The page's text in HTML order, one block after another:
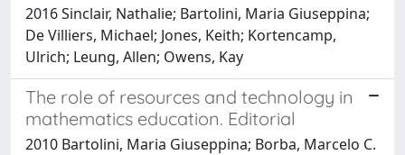
2016 Sinclair, Nathalie; Bartolini, Maria Giuseppina;
De Villiers, Michael; Jones, Keith; Kortencamp,
Ulrich; Leung, Allen; Owens, Kay
The role of resources and technology in
mathematics education. Editorial
2010 Bartolini, Maria Giuseppina; Borba, Marcelo C.